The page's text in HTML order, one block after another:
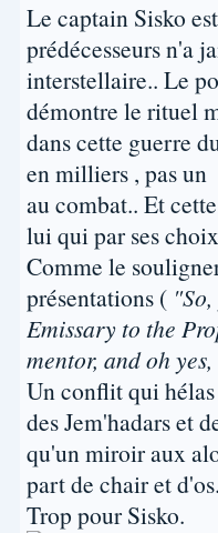
Le captain Sisko
prédécesseurs n'a
interstellaire.. Le
démontre le rituel
dans cette guerre
en milliers , pas
au combat.. Et
lui qui par ses
Comme le
présentations (
Emissary to the
mentor, and oh
Un conflit qui
des Jem'hadars et
qu'un miroir aux
part de chair et
Trop pour Sisko.